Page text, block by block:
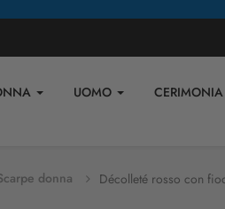
UOMO
donna Décolleté rosso con